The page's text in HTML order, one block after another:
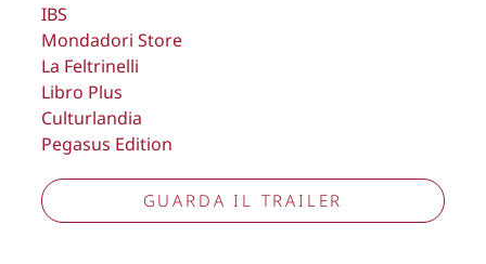
IBS
Mondadori Store
La Feltrinelli
Libro Plus
Culturlandia
Pegasus Edition
GUARDA IL TRAILER